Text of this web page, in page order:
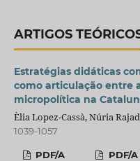
ARTIGOS
Estratégias didáticas
como articulação entre
micropolítica na
Èlia Lopez-Cassà, Núria
1039-1057
PDF/A PDF/